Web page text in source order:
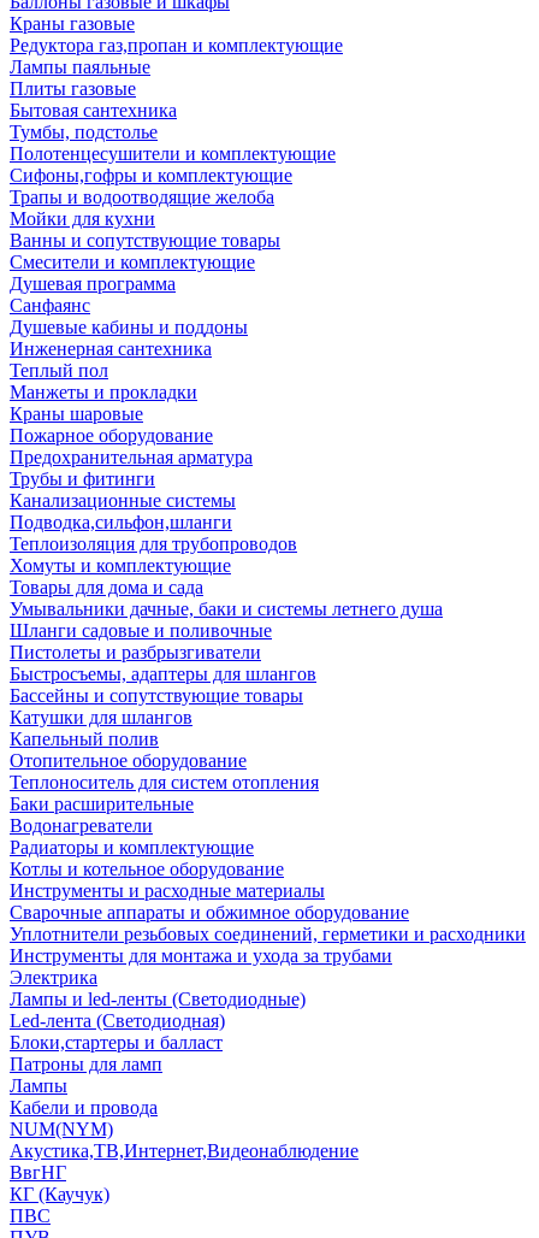
Краны газовые
Редуктора газ,пропан и комплектующие
Лампы паяльные
Плиты газовые
Бытовая сантехника
Тумбы, подстолье
Полотенцесушители и комплектующие
Сифоны,гофры и комплектующие
Трапы и водоотводящие желоба
Мойки для кухни
Ванны и сопутствующие товары
Смесители и комплектующие
Душевая программа
Санфаянс
Душевые кабины и поддоны
Инженерная сантехника
Теплый пол
Манжеты и прокладки
Краны шаровые
Пожарное оборудование
Предохранительная арматура
Трубы и фитинги
Канализационные системы
Подводка,сильфон,шланги
Теплоизоляция для трубопроводов
Хомуты и комплектующие
Товары для дома и сада
Умывальники дачные, баки и системы летнего душа
Шланги садовые и поливочные
Пистолеты и разбрызгиватели
Быстросъемы, адаптеры для шлангов
Бассейны и сопутствующие товары
Катушки для шлангов
Капельный полив
Отопительное оборудование
Теплоноситель для систем отопления
Баки расширительные
Водонагреватели
Радиаторы и комплектующие
Котлы и котельное оборудование
Инструменты и расходные материалы
Сварочные аппараты и обжимное оборудование
Уплотнители резьбовых соединений, герметики и расходники
Инструменты для монтажа и ухода за трубами
Электрика
Лампы и led-ленты (Светодиодные)
Led-лента (Светодиодная)
Блоки,стартеры и балласт
Патроны для ламп
Лампы
Кабели и провода
NUM(NYM)
Акустика,ТВ,Интернет,Видеонаблюдение
ВвгНГ
КГ (Каучук)
ПВС